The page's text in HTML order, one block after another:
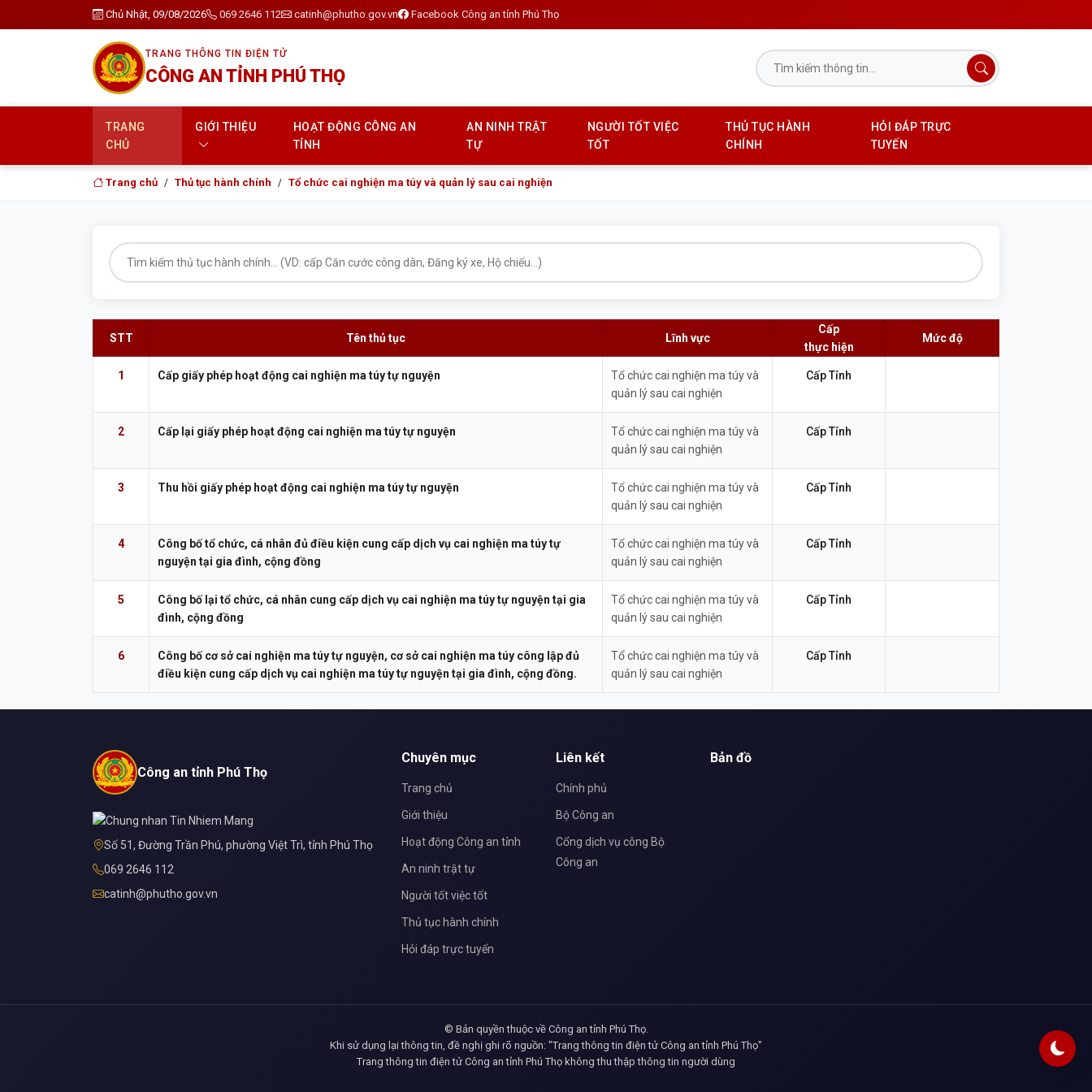
Chủ Nhật, 09/08/2026 069 2646 112 catinh@phutho.gov.vn Facebook Công an tỉnh Phú Thọ
TRANG THÔNG TIN ĐIỆN TỬ
CÔNG AN TỈNH PHÚ THỌ
TRANG
CHỦ
GIỚI THIỆU
HOẠT ĐỘNG CÔNG AN
TỈNH
AN NINH TRẬT
TỰ
NGƯỜI TỐT VIỆC
TỐT
THỦ TỤC HÀNH
CHÍNH
HỎI ĐÁP TRỰC
TUYẾN
Trang chủ Thủ tục hành chính Tổ chức cai nghiện ma túy và quản lý sau cai nghiện
STT Tên thủ tục Lĩnh vực
Cấp
thực hiện
Mức độ
1 Cấp giấy phép hoạt động cai nghiện ma túy tự nguyện
Tổ chức cai nghiện ma túy và
quản lý sau cai nghiện
Cấp Tỉnh
2 Cấp lại giấy phép hoạt động cai nghiện ma túy tự nguyện
Tổ chức cai nghiện ma túy và
quản lý sau cai nghiện
Cấp Tỉnh
3 Thu hồi giấy phép hoạt động cai nghiện ma túy tự nguyện
Tổ chức cai nghiện ma túy và
quản lý sau cai nghiện
Cấp Tỉnh
4
Công bố tổ chức, cá nhân đủ điều kiện cung cấp dịch vụ cai nghiện ma túy tự
nguyện tại gia đình, cộng đồng
Tổ chức cai nghiện ma túy và
quản lý sau cai nghiện
Cấp Tỉnh
5
Công bố lại tổ chức, cá nhân cung cấp dịch vụ cai nghiện ma túy tự nguyện tại gia
đình, cộng đồng
Tổ chức cai nghiện ma túy và
quản lý sau cai nghiện
Cấp Tỉnh
6
Công bố cơ sở cai nghiện ma túy tự nguyện, cơ sở cai nghiện ma túy công lập đủ
điều kiện cung cấp dịch vụ cai nghiện ma túy tự nguyện tại gia đình, cộng đồng.
Tổ chức cai nghiện ma túy và
quản lý sau cai nghiện
Cấp Tỉnh
Công an tỉnh Phú Thọ
Số 51, Đường Trần Phú, phường Việt Trì, tỉnh Phú Thọ
069 2646 112
catinh@phutho.gov.vn
Chuyên mục
Trang chủ
Giới thiệu
Hoạt động Công an tỉnh
An ninh trật tự
Người tốt việc tốt
Thủ tục hành chính
Hỏi đáp trực tuyến
Liên kết
Chính phủ
Bộ Công an
Cổng dịch vụ công Bộ
Công an
Bản đồ
© Bản quyền thuộc về Công an tỉnh Phú Thọ.
Khi sử dụng lại thông tin, đề nghị ghi rõ nguồn: "Trang thông tin điện tử Công an tỉnh Phú Thọ"
Trang thông tin điện tử Công an tỉnh Phú Thọ không thu thập thông tin người dùng